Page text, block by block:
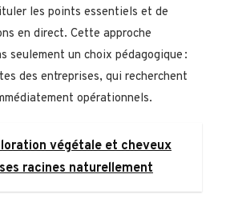
les points essentiels et de
en direct. Cette approche
seulement un choix pédagogique :
des entreprises, qui recherchent
opérationnels.
végétale et cheveux
racines naturellement